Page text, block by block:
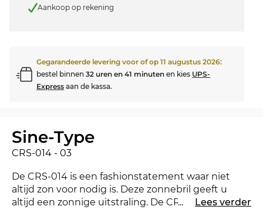
Aankoop op rekening
Gegarandeerde levering voor of op 11 augustus 2026:
bestel binnen 32 uren en 41 minuten en kies UPS-
Express aan de kassa.
Sine-Type
CRS-014 - 03
De CRS-014 is een fashionstatement waar niet
altijd zon voor nodig is. Deze zonnebril geeft u
altijd een zonnige uitstraling. De CRS-014 is in 2019
... Lees verder